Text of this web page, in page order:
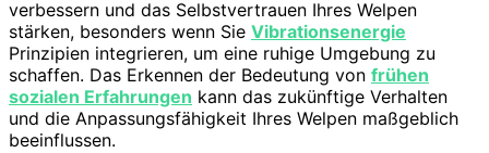
verbessern und das Selbstvertrauen Ihres Welpen
stärken, besonders wenn Sie Vibrationsenergie
Prinzipien integrieren, um eine ruhige Umgebung zu
schaffen. Das Erkennen der Bedeutung von frühen
sozialen Erfahrungen kann das zukünftige Verhalten
und die Anpassungsfähigkeit Ihres Welpen maßgeblich
beeinflussen.